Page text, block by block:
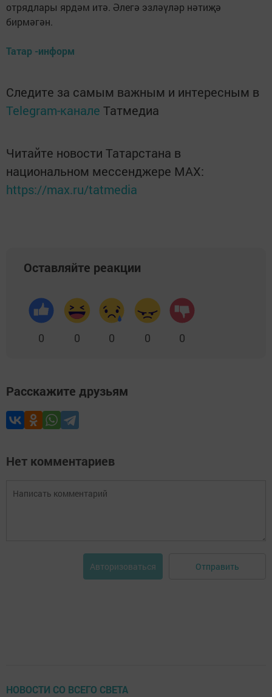
отрядлары ярдәм итә. Әлегә эзләүләр нәтиҗә
бирмәгән.
Татар -информ
Следите за самым важным и интересным в
Telegram-канале Татмедиа
Читайте новости Татарстана в
национальном мессенджере MАХ:
https://max.ru/tatmedia
Оставляйте реакции
0 0 0 0 0
Расскажите друзьям
Нет комментариев
Авторизоваться Отправить
НОВОСТИ СО ВСЕГО СВЕТА